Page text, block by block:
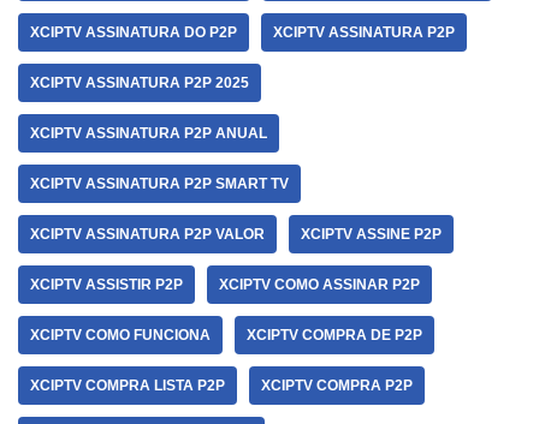
XCIPTV ASSINATURA DO P2P XCIPTV ASSINATURA P2P
XCIPTV ASSINATURA P2P 2025
XCIPTV ASSINATURA P2P ANUAL
XCIPTV ASSINATURA P2P SMART TV
XCIPTV ASSINATURA P2P VALOR XCIPTV ASSINE P2P
XCIPTV ASSISTIR P2P XCIPTV COMO ASSINAR P2P
XCIPTV COMO FUNCIONA XCIPTV COMPRA DE P2P
XCIPTV COMPRA LISTA P2P XCIPTV COMPRA P2P